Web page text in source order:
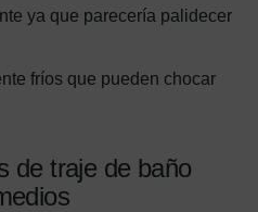
ya que parecería palidecer
fríos que pueden chocar
de traje de baño